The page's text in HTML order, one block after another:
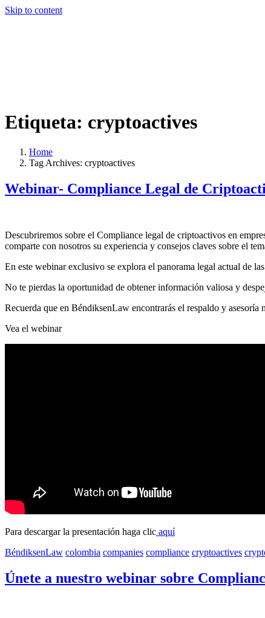
Skip to content
Etiqueta: cryptoactives
Home
Tag Archives: cryptoactives
Webinar- Compliance Legal de
Descubriremos sobre el Compliance legal de criptoactivos en
comparte con nosotros su experiencia y consejos claves sobre el
En este webinar exclusivo se explora el panorama legal actual de
No te pierdas la oportunidad de obtener información valiosa y
Recuerda que en BéndiksenLaw encontrarás el respaldo y asesoría
Vea el webinar
Para descargar la presentación haga clic aquí
BéndiksenLaw colombia companies compliance cryptoactives
Únete a nuestro webinar sobre